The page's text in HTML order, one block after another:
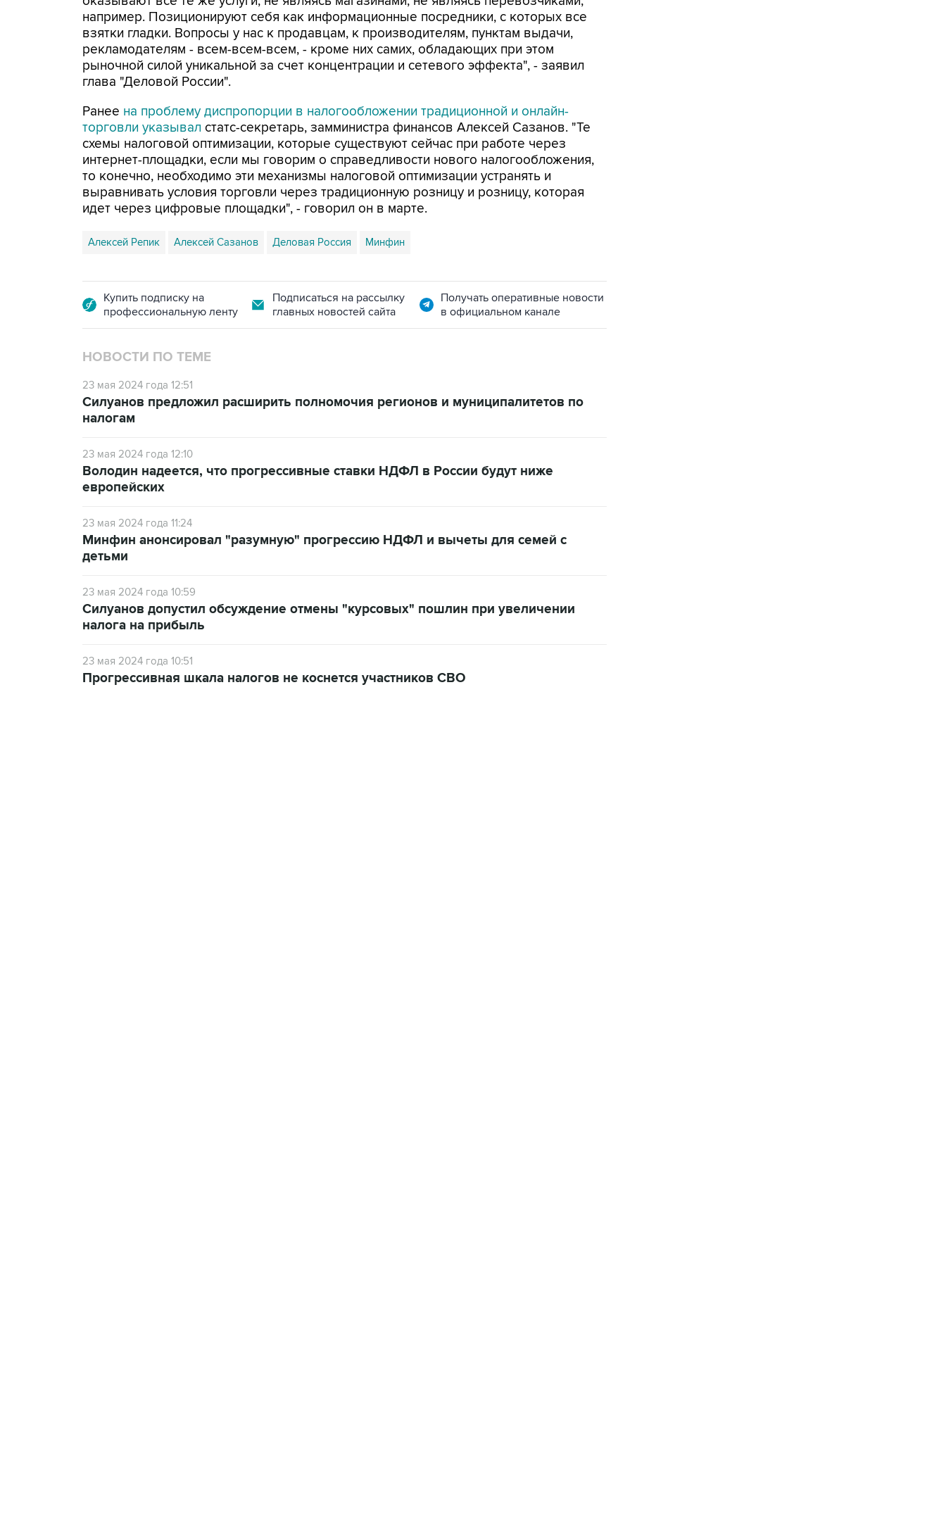
например. Позиционируют себя как информационные посредники, с которых все
взятки гладки. Вопросы у нас к продавцам, к производителям, пунктам выдачи,
рекламодателям - всем-всем-всем, - кроме них самих, обладающих при этом
рыночной силой уникальной за счет концентрации и сетевого эффекта", - заявил
глава "Деловой России".
Ранее на проблему диспропорции в налогообложении традиционной и онлайн-
торговли указывал статс-секретарь, замминистра финансов Алексей Сазанов. "Те
схемы налоговой оптимизации, которые существуют сейчас при работе через
интернет-площадки, если мы говорим о справедливости нового налогообложения,
то конечно, необходимо эти механизмы налоговой оптимизации устранять и
выравнивать условия торговли через традиционную розницу и розницу, которая
идет через цифровые площадки", - говорил он в марте.
Алексей Репик Алексей Сазанов Деловая Россия Минфин
Купить подписку на
профессиональную ленту
Подписаться на рассылку
главных новостей сайта
Получать оперативные новости
в официальном канале
НОВОСТИ ПО ТЕМЕ
23 мая 2024 года 12:51
Силуанов предложил расширить полномочия регионов и муниципалитетов по
налогам
23 мая 2024 года 12:10
Володин надеется, что прогрессивные ставки НДФЛ в России будут ниже
европейских
23 мая 2024 года 11:24
Минфин анонсировал "разумную" прогрессию НДФЛ и вычеты для семей с
детьми
23 мая 2024 года 10:59
Силуанов допустил обсуждение отмены "курсовых" пошлин при увеличении
налога на прибыль
23 мая 2024 года 10:51
Прогрессивная шкала налогов не коснется участников СВО